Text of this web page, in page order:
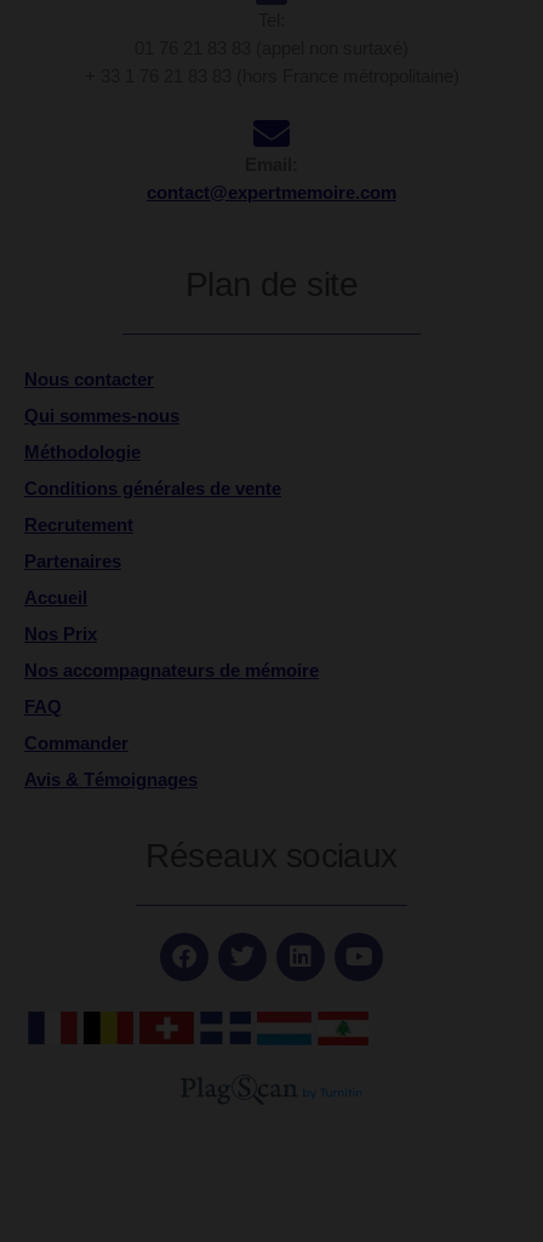
contact@expertmemoire.com
Nous contacter
Qui sommes-nous
Méthodologie
Conditions générales de vente
Recrutement
Partenaires
Accueil
Nos Prix
Nos accompagnateurs de mémoire
FAQ
Commander
Avis & Témoignages
F
a
e
b
o
T
w
t
t
r
L
i
k
e
i
Y
o
t
u
e